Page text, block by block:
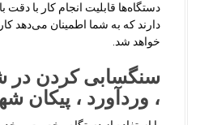
دستگاه‌ها قابلیت انجام کار با
دارند که به شما اطمینان می‌دهد
خواهد شد.
سنگسابی کردن در
، وردآورد ، پیکان